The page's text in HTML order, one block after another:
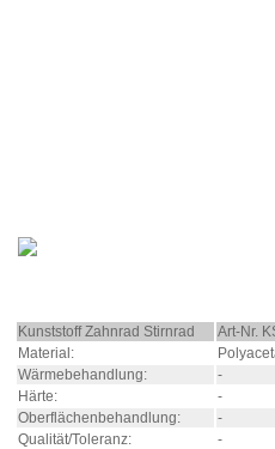
Kunststoff Zahnrad Stirnrad
Art-Nr.
Material:
Wärmebehandlung:
-
Härte:
-
Oberflächenbehandlung:
-
Qualität/Toleranz:
-